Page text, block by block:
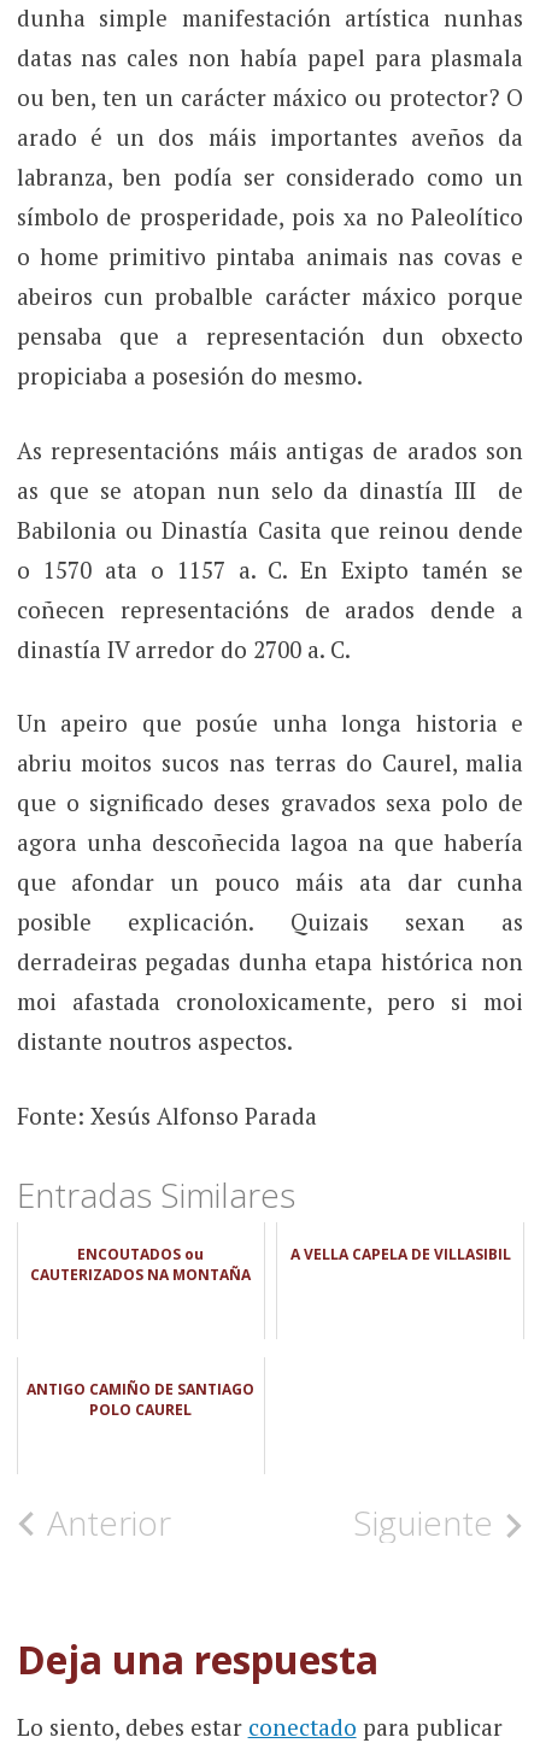
dunha simple manifestación artística nunhas
datas nas cales non había papel para plasmala
ou ben, ten un carácter máxico ou protector? O
arado é un dos máis importantes aveños da
labranza, ben podía ser considerado como un
símbolo de prosperidade, pois xa no Paleolítico
o home primitivo pintaba animais nas covas e
abeiros cun probalble carácter máxico porque
pensaba que a representación dun obxecto
propiciaba a posesión do mesmo.
As representacións máis antigas de arados son
as que se atopan nun selo da dinastía III de
Babilonia ou Dinastía Casita que reinou dende
o 1570 ata o 1157 a. C. En Exipto tamén se
coñecen representacións de arados dende a
dinastía IV arredor do 2700 a. C.
Un apeiro que posúe unha longa historia e
abriu moitos sucos nas terras do Caurel, malia
que o significado deses gravados sexa polo de
agora unha descoñecida lagoa na que habería
que afondar un pouco máis ata dar cunha
posible explicación. Quizais sexan as
derradeiras pegadas dunha etapa histórica non
moi afastada cronoloxicamente, pero si moi
distante noutros aspectos.
Fonte: Xesús Alfonso Parada
Entradas Similares
ENCOUTADOS ou
CAUTERIZADOS NA MONTAÑA
A VELLA CAPELA DE VILLASIBIL
ANTIGO CAMIÑO DE SANTIAGO
POLO CAUREL
Navegación
la
entrada
Anterior Siguiente
Deja una respuesta
Lo siento, debes estar conectado para publicar